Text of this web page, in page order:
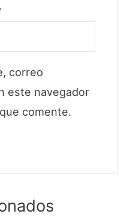
correo
este navegador
comente.